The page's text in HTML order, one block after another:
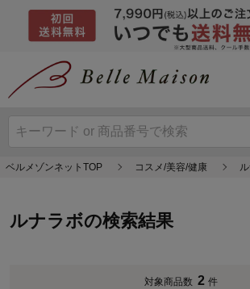
ベルメゾンネットTOP コスメ/美容/健康
ルナラボの検索結果
対象商品数 2 件